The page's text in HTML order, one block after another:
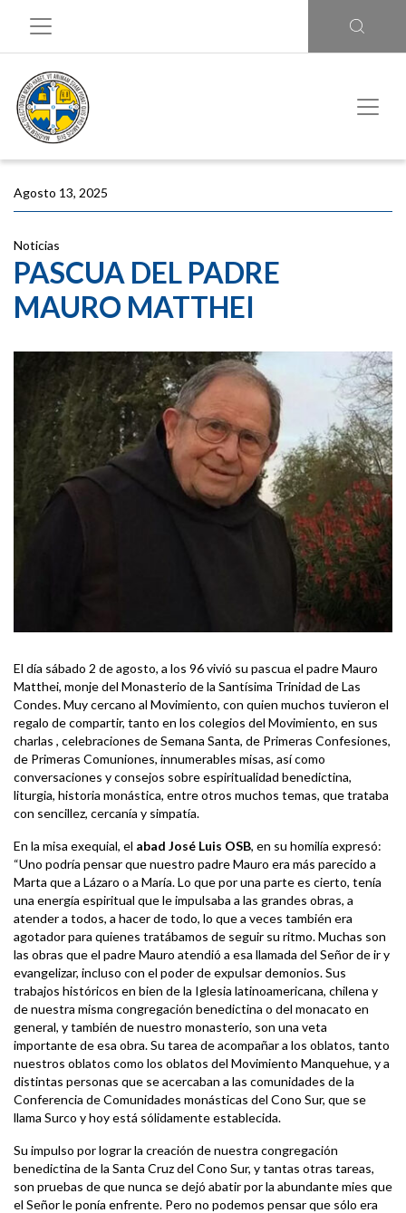
Agosto 13, 2025
Noticias
PASCUA DEL PADRE
MAURO MATTHEI
El día sábado 2 de agosto, a los 96 vivió su pascua el padre Mauro
Matthei, monje del Monasterio de la Santísima Trinidad de Las
Condes. Muy cercano al Movimiento, con quien muchos tuvieron el
regalo de compartir, tanto en los colegios del Movimiento, en sus
charlas , celebraciones de Semana Santa, de Primeras Confesiones,
de Primeras Comuniones, innumerables misas, así como
conversaciones y consejos sobre espiritualidad benedictina,
liturgia, historia monástica, entre otros muchos temas, que trataba
con sencillez, cercanía y simpatía.
En la misa exequial, el abad José Luis OSB, en su homilía expresó:
“Uno podría pensar que nuestro padre Mauro era más parecido a
Marta que a Lázaro o a María. Lo que por una parte es cierto, tenía
una energía espiritual que le impulsaba a las grandes obras, a
atender a todos, a hacer de todo, lo que a veces también era
agotador para quienes tratábamos de seguir su ritmo. Muchas son
las obras que el padre Mauro atendió a esa llamada del Señor de ir y
evangelizar, incluso con el poder de expulsar demonios. Sus
trabajos históricos en bien de la Iglesia latinoamericana, chilena y
de nuestra misma congregación benedictina o del monacato en
general, y también de nuestro monasterio, son una veta
importante de esa obra. Su tarea de acompañar a los oblatos, tanto
nuestros oblatos como los oblatos del Movimiento Manquehue, y a
distintas personas que se acercaban a las comunidades de la
Conferencia de Comunidades monásticas del Cono Sur, que se
llama Surco y hoy está sólidamente establecida.
Su impulso por lograr la creación de nuestra congregación
benedictina de la Santa Cruz del Cono Sur, y tantas otras tareas,
son pruebas de que nunca se dejó abatir por la abundante mies que
el Señor le ponía enfrente. Pero no podemos pensar que sólo era